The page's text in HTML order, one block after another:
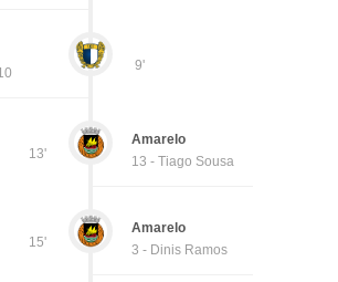
9'
13'
Amarelo
13 - Tiago Sousa
15'
Amarelo
3 - Dinis Ramos